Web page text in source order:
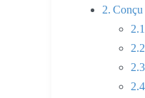
Conçu